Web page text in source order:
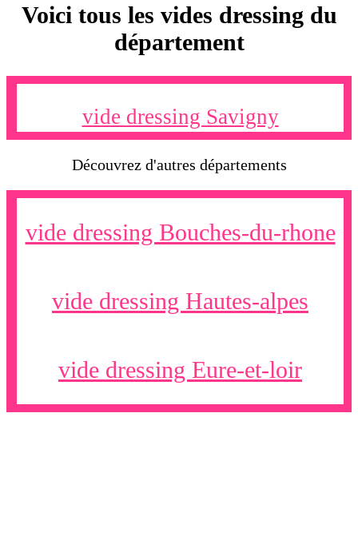
Voici tous les vides dressing du
département
vide dressing Savigny
Découvrez d'autres départements
vide dressing Bouches-du-rhone
vide dressing Hautes-alpes
vide dressing Eure-et-loir